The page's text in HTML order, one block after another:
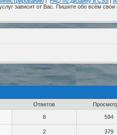
зависит от Вас. Пишите обо всём
Ответов
8 594
2 379